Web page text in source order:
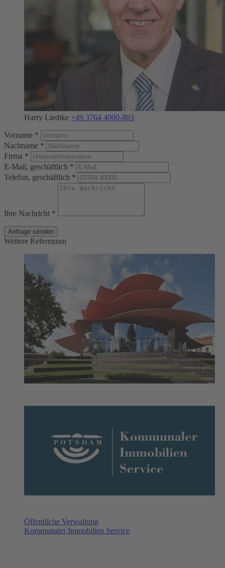
Harry Liedtke +49 3764 4000-803
Vorname *
Nachname *
Firma *
E-Mail, geschäftlich *
Telefon, geschäftlich *
Ihre Nachricht *
Anfrage senden
Weitere Referenzen
Öffentliche Verwaltung
Kommunaler Immobilien Service